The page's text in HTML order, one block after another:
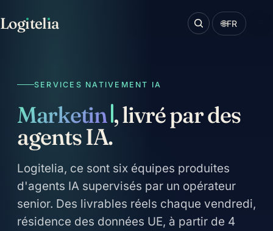
Logıtelıa 🌐FR
SERVICES NATIVEMENT IA
Ventes , livré par des
agents IA.
Logitelia, ce sont six équipes produites
d'agents IA supervisés par un opérateur
senior. Des livrables réels chaque vendredi,
résidence des données UE, à partir de 4